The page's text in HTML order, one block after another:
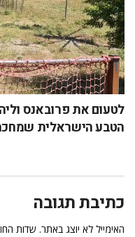
לטעום את פרובאנס
הטבע הישראלית שמחכה
כתיבת תגובה
האימייל לא יוצג באתר. שדות